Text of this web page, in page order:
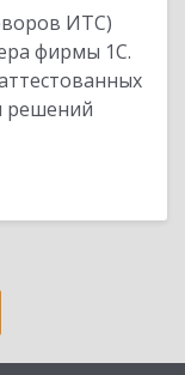
ИТС)
фирмы 1С.
решений